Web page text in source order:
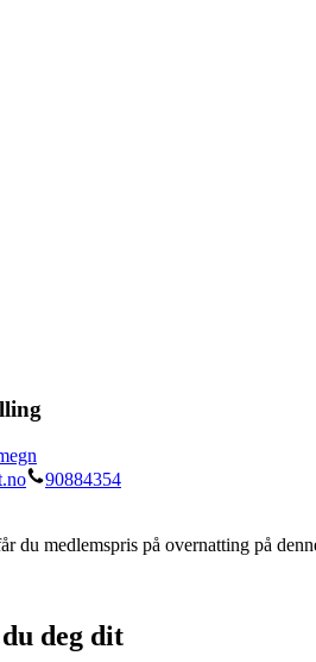
90884354
du medlemspris på overnatting på
deg dit